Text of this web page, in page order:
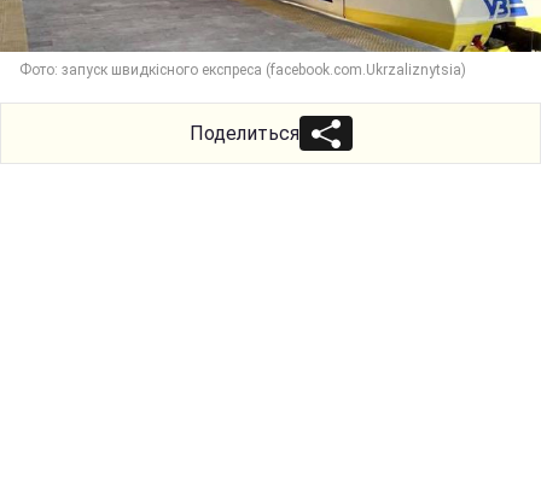
Фото: запуск швидкісного експреса (facebook.com.Ukrzaliznytsia)
Поделиться